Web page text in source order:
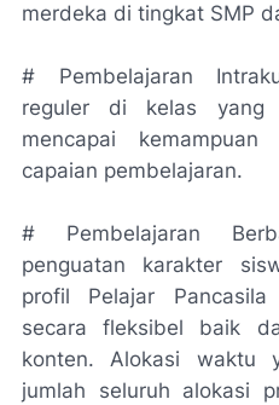
merdeka di tingkat SMP
# Pembelajaran
reguler di kelas yang
mencapai
capaian pembelajaran.
# Pembelajaran
penguatan karakter
profil Pelajar
secara fleksibel baik
konten. Alokasi waktu
jumlah seluruh alokasi